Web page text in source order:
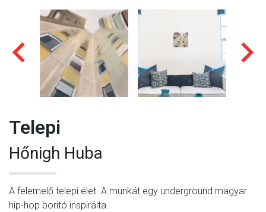
Telepi
Hőnigh Huba
A felemelő telepi élet. A munkát egy underground magyar
hip-hop boritó inspirálta.